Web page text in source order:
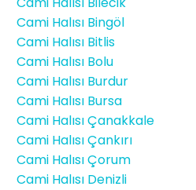
Cami Halısı Bingöl
Cami Halısı Bitlis
Cami Halısı Bolu
Cami Halısı Burdur
Cami Halısı Bursa
Cami Halısı Çanakkale
Cami Halısı Çankırı
Cami Halısı Çorum
Cami Halısı Denizli